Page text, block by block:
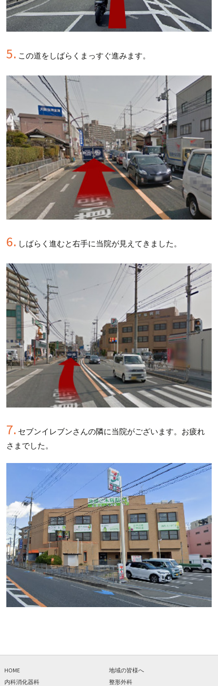
5. この道をしばらくまっすぐ進みます。
6. しばらく進むと右手に当院が見えてきました。
7. セブンイレブンさんの隣に当院がございます。お疲れ
さまでした。
HOME
地域の皆様へ
内科消化器科
整形外科